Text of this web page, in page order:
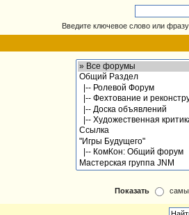
Введите ключевое слово или
Показать